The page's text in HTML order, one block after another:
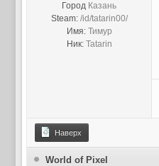
Город Казань
Steam: /id/tatarin00/
Имя: Тимур
Ник: Tatarin
Наверх
World of Pixel